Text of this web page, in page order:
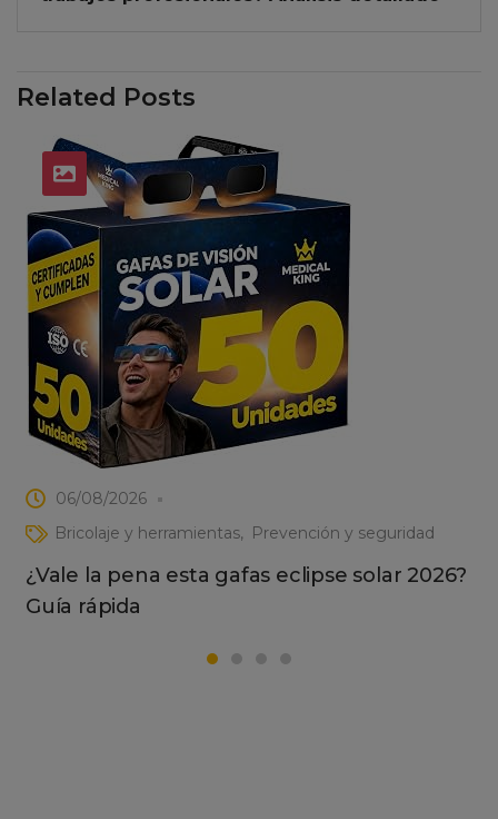
Related Posts
06/08/2026
Bricolaje y herramientas
Prevención y seguridad
¿Vale la pena esta gafas eclipse solar 2026?
Guía rápida